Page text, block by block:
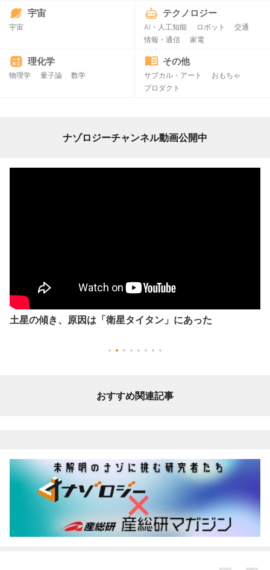
宇宙
宇宙
テクノロジー
AI・人工知能 ロボット
交通
情報・通信
家電
理化学
物理学 量子論 数学
その他
サブカル・アート
おもちゃ
プロダクト
ナゾロジーチャンネル動画公開中
土星の傾き、原因は「衛星タイタン」にあった
おすすめ関連記事